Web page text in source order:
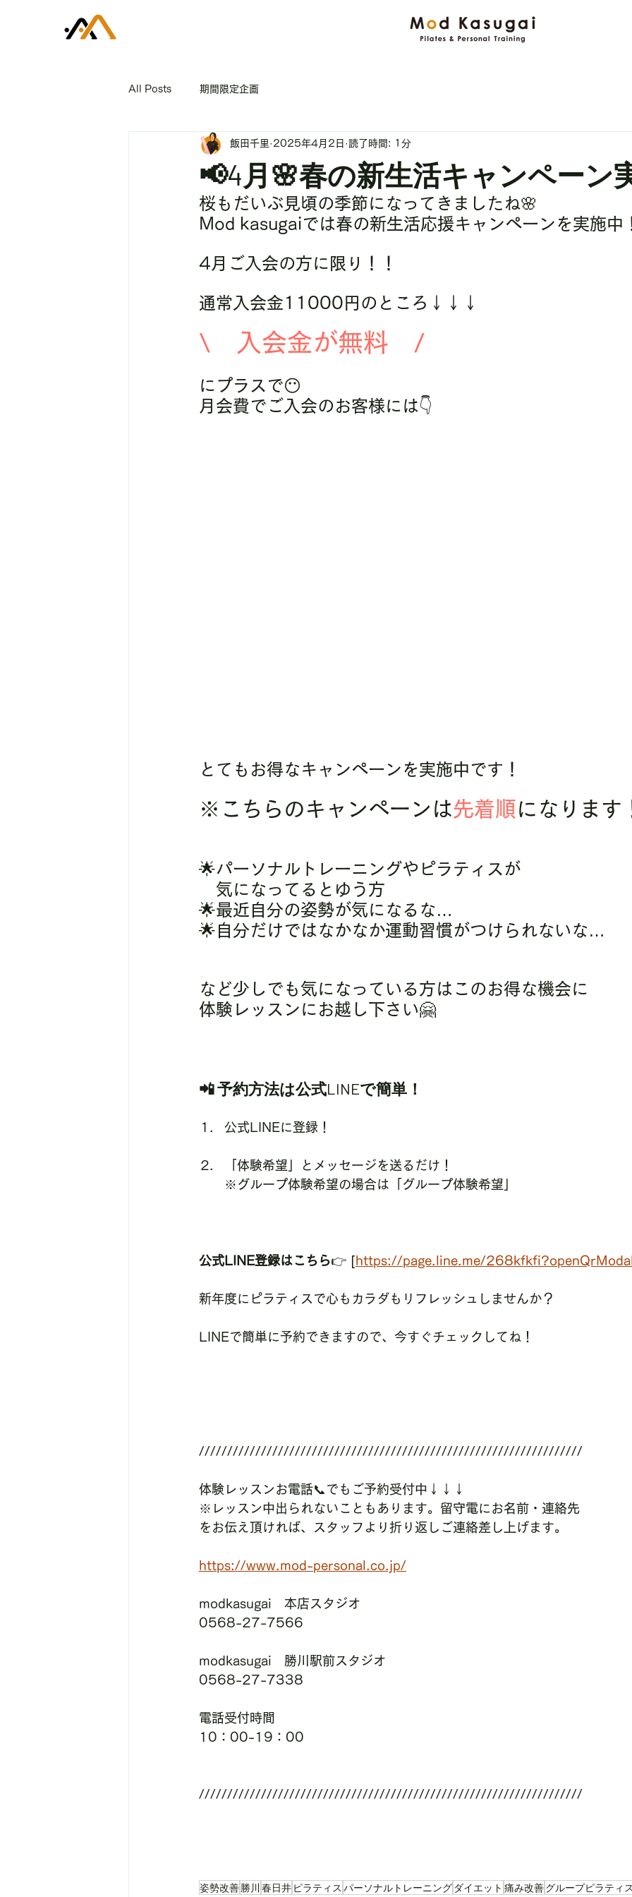
All Posts 期間限定企画
📢4月🌸春の新生活キャンペーン
飯田千里 2025年4月2日 読了時間: 1分
桜もだいぶ見頃の季節になってきましたね🌸
Mod kasugaiでは春の新生活応援キャンペーンを実施中
4月ご入会の方に限り！！
通常入会金11000円のところ↓↓↓
\　入会金が無料　/
にプラスで😶
月会費でご入会のお客様には👇
とてもお得なキャンペーンを実施中です！
※こちらのキャンペーンは先着順になります
🌟パーソナルトレーニングやピラティスが
気になってるとゆう方
🌟最近自分の姿勢が気になるな…
🌟自分だけではなかなか運動習慣がつけられないな…
など少しでも気になっている方はこのお得な機会に
体験レッスンにお越し下さい🤗
📲 予約方法は公式LINEで簡単！
公式LINEに登録！
「体験希望」とメッセージを送るだけ！
※グループ体験希望の場合は「グループ体験希望」
公式LINE登録はこちら👉 [ https://page.line.me/
新年度にピラティスで心もカラダもリフレッシュしませんか？
LINEで簡単に予約できますので、今すぐチェックしてね！
////////////////////////////////////////////////////////////////////
体験レッスンお電話📞でもご予約受付中↓↓↓
※レッスン中出られないこともあります。留守電にお名前・連絡先
をお伝え頂ければ、スタッフより折り返しご連絡差し上げます。
https://www.mod-personal.co.jp/
modkasugai　本店スタジオ
0568-27-7566
modkasugai　勝川駅前スタジオ
0568-27-7338
電話受付時間
10：00-19：00
////////////////////////////////////////////////////////////////////
姿勢改善勝川 春日井 ピラティス パーソナルトレーニング ダイエット 痛み改善グループピラティ